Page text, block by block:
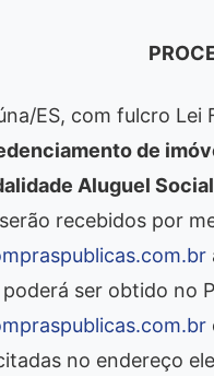
ES, com fulcro Lei
de
Aluguel
recebidos por
ser obtido no
no endereço